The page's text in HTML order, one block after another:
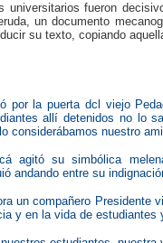
universitarios fueron
un documento
su texto, copiando
por la puerta dcl viejo
allí detenidos no lo
considerábamos nuestro
agitó su simbólica
andando entre su
un compañero
y en la vida de estudiantes